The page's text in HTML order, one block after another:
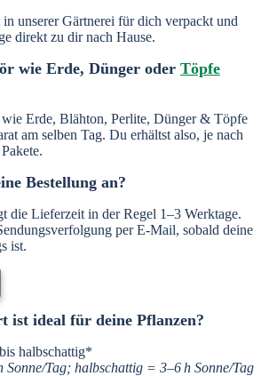
unserer Gärtnerei für dich verpackt und
direkt zu dir nach Hause.
wie Erde, Dünger oder Töpfe
Erde, Blähton, Perlite, Dünger & Töpfe
am selben Tag. Du erhältst also, je nach
Bestellung an?
die Lieferzeit in der Regel 1–3 Werktage.
per E-Mail, sobald deine
ist.
ist ideal für deine Pflanzen?
halbschattig*
Tag; halbschattig = 3–6 h Sonne/Tag